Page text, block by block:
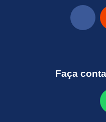
Faça